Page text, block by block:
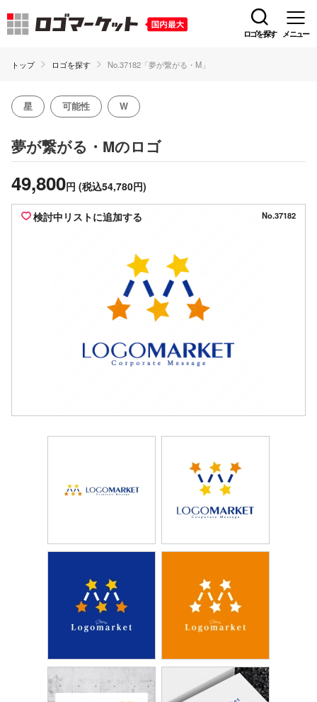
ロゴを探す メニュー
トップ ロゴを探す No.37182「夢が繋がる・M」
星 可能性 W
夢が繋がる・Mのロゴ
49,800円 (税込54,780円)
検討中リストに追加する No.37182